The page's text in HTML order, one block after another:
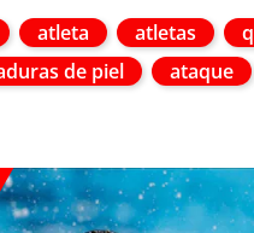
atleta atletas
de piel
ataque